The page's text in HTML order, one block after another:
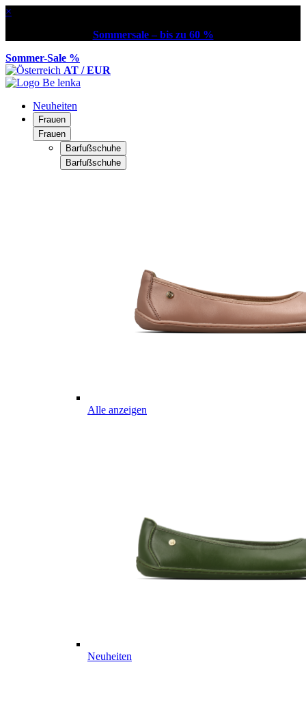
×
Sommersale – bis zu 60 %
Sommer-Sale %
AT / EUR
Neuheiten
Frauen
Frauen
Barfußschuhe
Barfußschuhe
Alle anzeigen
Neuheiten